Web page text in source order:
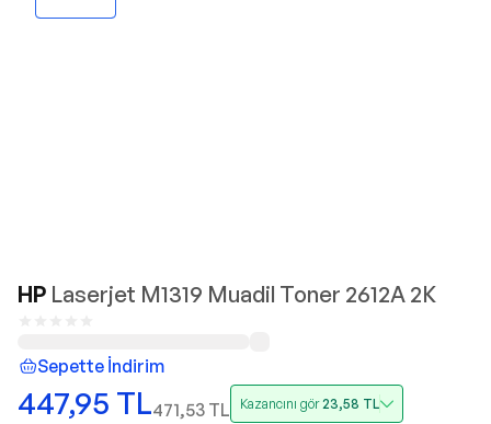
HP Laserjet M1319 Muadil Toner 2612A 2K
Sepette İndirim
447,95 TL471,53 TL Kazancını gör23,58 TL